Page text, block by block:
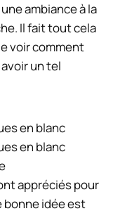
ambiance à la
Il fait tout cela
voir comment
un tel
appréciés pour
bonne idée est